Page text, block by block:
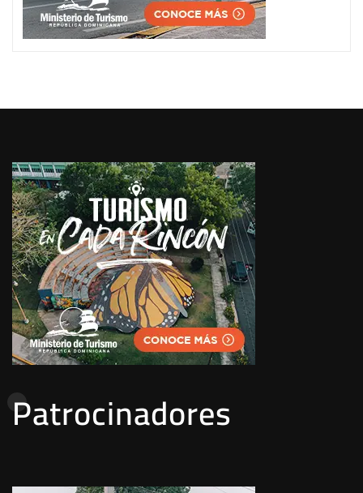
Patrocinadores